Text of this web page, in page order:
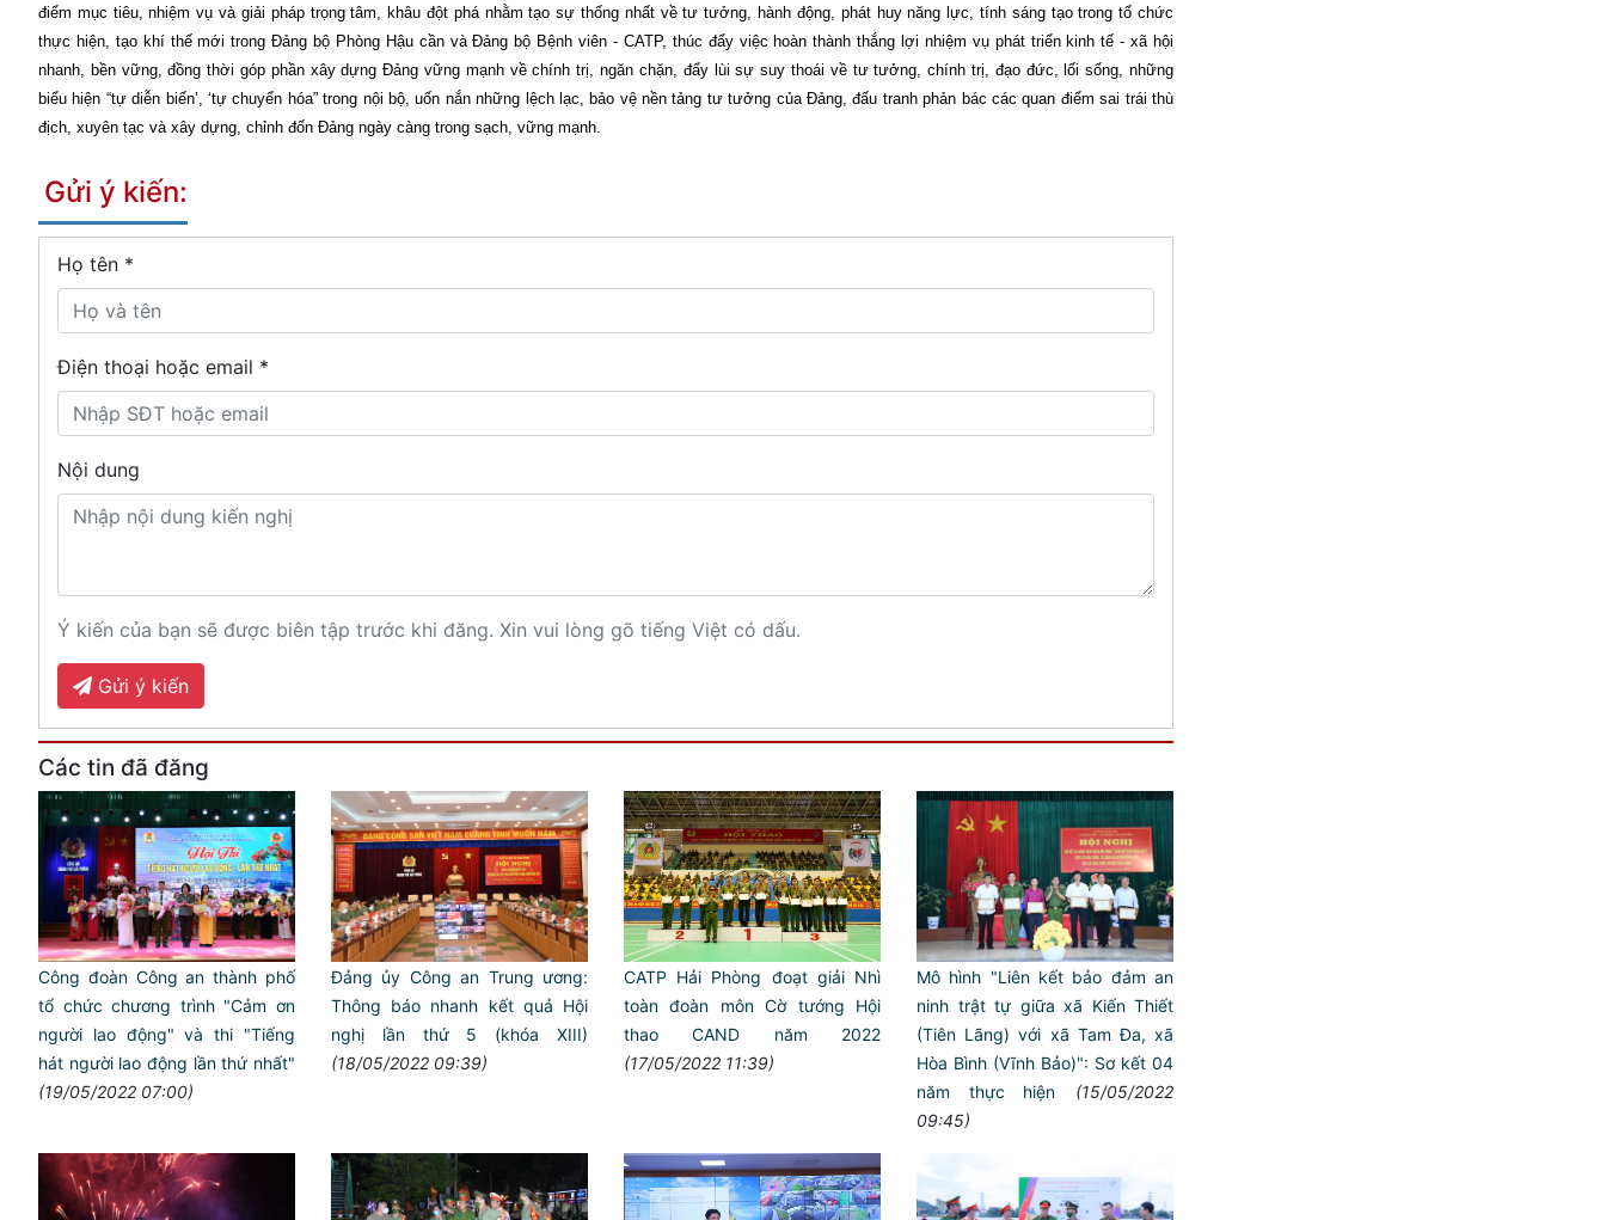
điểm mục tiêu, nhiệm vụ và giải pháp trọng tâm, khâu đột phá nhằm tạo sự thống nhất về tư tưởng, hành động, phát huy năng lực, tính sáng tạo trong tổ chức
thực hiện, tạo khí thế mới trong Đảng bộ Phòng Hậu cần và Đảng bộ Bệnh viên - CATP, thúc đẩy việc hoàn thành thắng lợi nhiệm vụ phát triển kinh tế - xã hội
nhanh, bền vững, đồng thời góp phần xây dựng Đảng vững mạnh về chính trị, ngăn chặn, đẩy lùi sự suy thoái về tư tưởng, chính trị, đạo đức, lối sống, những
biểu hiện “tự diễn biến’, ‘tự chuyển hóa” trong nội bộ, uốn nắn những lệch lạc, bảo vệ nền tảng tư tưởng của Đảng, đấu tranh phản bác các quan điểm sai trái thù
địch, xuyên tạc và xây dựng, chỉnh đốn Đảng ngày càng trong sạch, vững mạnh.
Gửi ý kiến:
Họ tên *
Điện thoại hoặc email *
Nội dung
Ý kiến của bạn sẽ được biên tập trước khi đăng. Xin vui lòng gõ tiếng Việt có dấu.
Gửi ý kiến
Các tin đã đăng
Công đoàn Công an thành phố
tổ chức chương trình "Cảm ơn
người lao động" và thi "Tiếng
hát người lao động lần thứ nhất"
(19/05/2022 07:00)
Đảng ủy Công an Trung ương:
Thông báo nhanh kết quả Hội
nghị lần thứ 5 (khóa XIII)
(18/05/2022 09:39)
CATP Hải Phòng đoạt giải Nhì
toàn đoàn môn Cờ tướng Hội
thao CAND năm 2022
(17/05/2022 11:39)
Mô hình "Liên kết bảo đảm an
ninh trật tự giữa xã Kiến Thiết
(Tiên Lãng) với xã Tam Đa, xã
Hòa Bình (Vĩnh Bảo)": Sơ kết 04
năm thực hiện
(15/05/2022
09:45)